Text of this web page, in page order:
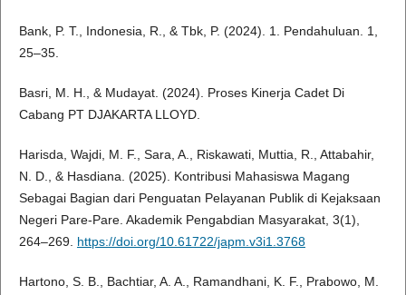
Bank, P. T., Indonesia, R., & Tbk, P. (2024). 1. Pendahuluan. 1,
25–35.
Basri, M. H., & Mudayat. (2024). Proses Kinerja Cadet Di
Cabang PT DJAKARTA LLOYD.
Harisda, Wajdi, M. F., Sara, A., Riskawati, Muttia, R., Attabahir,
N. D., & Hasdiana. (2025). Kontribusi Mahasiswa Magang
Sebagai Bagian dari Penguatan Pelayanan Publik di Kejaksaan
Negeri Pare-Pare. Akademik Pengabdian Masyarakat, 3(1),
264–269. https://doi.org/10.61722/japm.v3i1.3768
Hartono, S. B., Bachtiar, A. A., Ramandhani, K. F., Prabowo, M.